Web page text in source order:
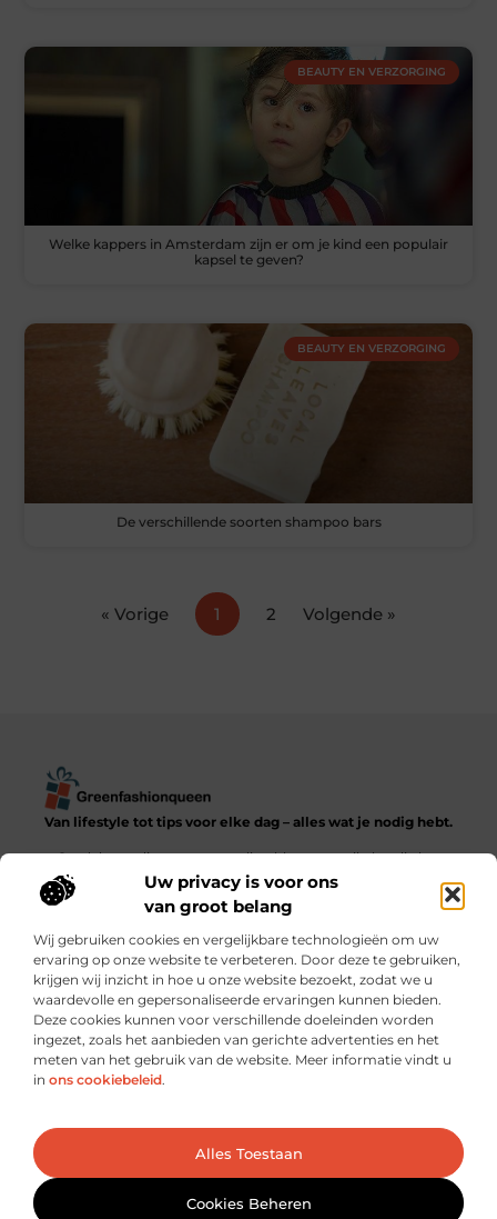
Uw privacy is voor ons
van groot belang
Wij gebruiken cookies en vergelijkbare technologieën om uw
ervaring op onze website te verbeteren. Door deze te gebruiken,
krijgen wij inzicht in hoe u onze website bezoekt, zodat we u
waardevolle en gepersonaliseerde ervaringen kunnen bieden.
Deze cookies kunnen voor verschillende doeleinden worden
ingezet, zoals het aanbieden van gerichte advertenties en het
meten van het gebruik van de website. Meer informatie vindt u
in ons cookiebeleid.
Alles Toestaan
Cookies Beheren
Ga Naar
BEAUTY EN VERZORGING
Welke kappers in Amsterdam zijn er om je kind een populair
kapsel te geven?
BEAUTY EN VERZORGING
De verschillende soorten shampoo bars
« Vorige 1 2 Volgende »
Van lifestyle tot tips voor elke dag – alles wat je nodig hebt.
Ontdek een diverse verzameling blogs en artikelen die het
dagelijks leven in al zijn facetten verkennen, van praktische
adviezen tot inspirerende verhalen.
Bericht categorie
Onze informatie
Cookiebeleid (EU)
@2025 www.greenfashionqueen.nl. All Right Reserved.